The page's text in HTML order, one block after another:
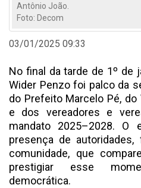
Antônio João.
Foto: Decom
03/01/2025 09:33
No final da tarde de 1º de
Wider Penzo foi palco da
do Prefeito Marcelo Pé,
e dos vereadores e
mandato 2025–2028. O
presença de
comunidade, que
prestigiar esse
democrática.